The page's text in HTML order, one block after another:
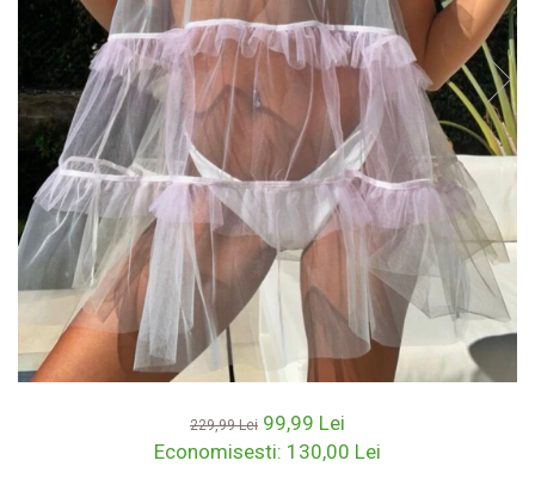
229,99 Lei 99,99 Lei
Economisesti: 130,00 Lei